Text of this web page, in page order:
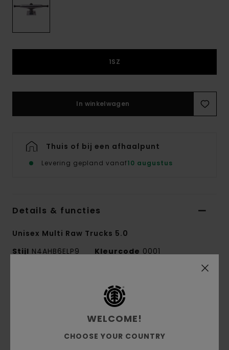
1SZ
In winkelwagen
Thuis of bij een afhaalpunt
Levering gepland vanaf10 augustus
Details & functies
Unisex Multi Raw Trucks 5.0
Stijl N4AHB6ELP9 Kleurcode 0001
Fits 7.75" DecksWELCOME!
CHOOSE YOUR COUNTRY